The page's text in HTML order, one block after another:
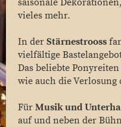
saisonale
vieles mehr.
In der Stärnestrooss
vielfältige
Das beliebte
wie auch die Verlosung
Für Musik und
auf und neben der